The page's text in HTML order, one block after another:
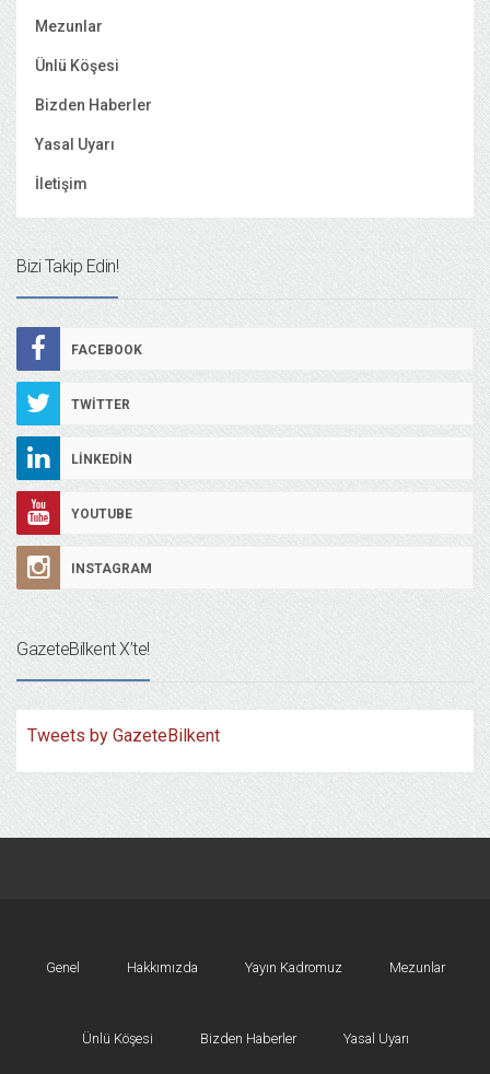
Mezunlar
Ünlü Köşesi
Bizden Haberler
Yasal Uyarı
İletişim
Bizi Takip Edin!
FACEBOOK
TWITTER
LINKEDIN
YOUTUBE
INSTAGRAM
GazeteBilkent X’te!
Tweets by GazeteBilkent
Genel Hakkımızda Yayın Kadromuz Mezunlar
Ünlü Köşesi Bizden Haberler Yasal Uyarı